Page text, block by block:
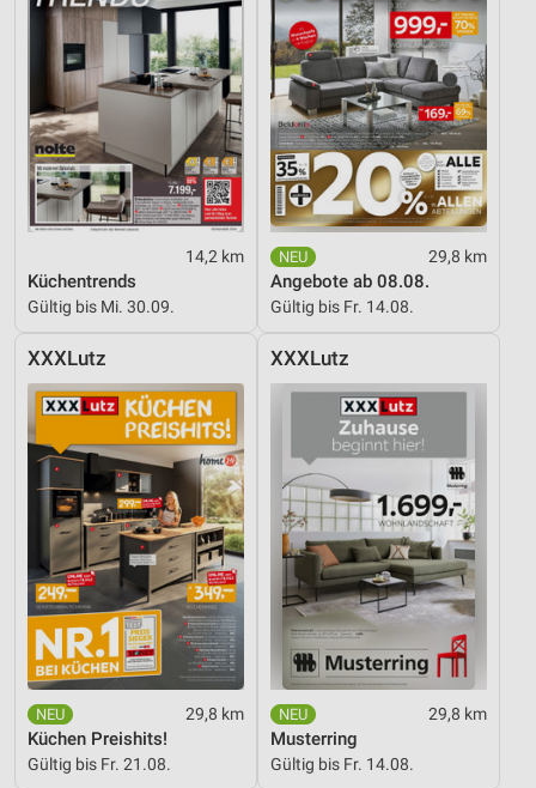
14,2 km
Küchentrends
Gültig bis Mi. 30.09.
29,8 km
Angebote ab 08.08.
Gültig bis Fr. 14.08.
XXXLutz
29,8 km
Küchen Preishits!
Gültig bis Fr. 21.08.
XXXLutz
29,8 km
Musterring
Gültig bis Fr. 14.08.